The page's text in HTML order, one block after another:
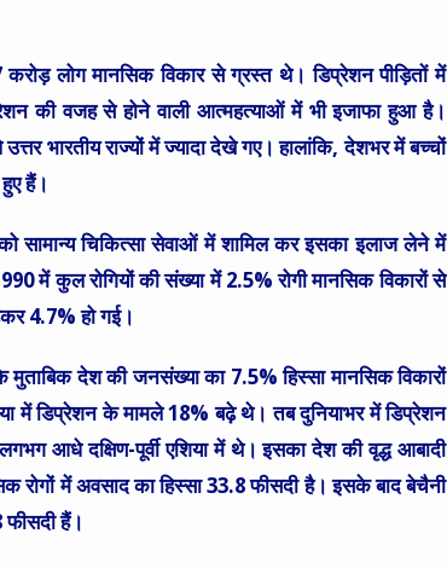
लोग मानसिक विकार से ग्रस्त थे। डिप्रेशन पीड़िताें में
की वजह से होने वाली आत्महत्याओं में भी इजाफा हुआ है।
भारतीय राज्यों में ज्यादा देखे गए। हालांकि, देशभर में बच्चों
हैं।
सामान्य चिकित्सा सेवाओं में शामिल कर इसका इलाज लेने में
में कुल रोगियों की संख्या में 2.5% रोगी मानसिक विकारों से
4.7% हो गई।
मुताबिक देश की जनसंख्या का 7.5% हिस्सा मानसिक विकारों
में डिप्रेशन के मामले 18% बढ़े थे। तब दुनियाभर में डिप्रेशन
आधे दक्षिण-पूर्वी एशिया में थे। इसका देश की वृद्ध आबादी
रोगों में अवसाद का हिस्सा 33.8 फीसदी है। इसके बाद बेचैनी
फीसदी हैं।